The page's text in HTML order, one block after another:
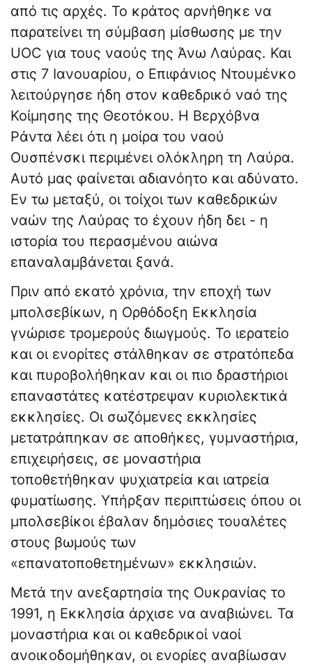
από τις αρχές. Το κράτος αρνήθηκε να
παρατείνει τη σύμβαση μίσθωσης με την
UOC για τους ναούς της Άνω Λαύρας. Και
στις 7 Ιανουαρίου, ο Επιφάνιος Ντουμένκο
λειτούργησε ήδη στον καθεδρικό ναό της
Κοίμησης της Θεοτόκου. Η Βερχόβνα
Ράντα λέει ότι η μοίρα του ναού
Ουσπένσκι περιμένει ολόκληρη τη Λαύρα.
Αυτό μας φαίνεται αδιανόητο και αδύνατο.
Εν τω μεταξύ, οι τοίχοι των καθεδρικών
ναών της Λαύρας το έχουν ήδη δει - η
ιστορία του περασμένου αιώνα
επαναλαμβάνεται ξανά.
Πριν από εκατό χρόνια, την εποχή των
μπολσεβίκων, η Ορθόδοξη Εκκλησία
γνώρισε τρομερούς διωγμούς. Το ιερατείο
και οι ενορίτες στάλθηκαν σε στρατόπεδα
και πυροβολήθηκαν και οι πιο δραστήριοι
επαναστάτες κατέστρεψαν κυριολεκτικά
εκκλησίες. Οι σωζόμενες εκκλησίες
μετατράπηκαν σε αποθήκες, γυμναστήρια,
επιχειρήσεις, σε μοναστήρια
τοποθετήθηκαν ψυχιατρεία και ιατρεία
φυματίωσης. Υπήρξαν περιπτώσεις όπου οι
μπολσεβίκοι έβαλαν δημόσιες τουαλέτες
στους βωμούς των
«επανατοποθετημένων» εκκλησιών.
Μετά την ανεξαρτησία της Ουκρανίας το
1991, η Εκκλησία άρχισε να αναβιώνει. Τα
μοναστήρια και οι καθεδρικοί ναοί
ανοικοδομήθηκαν, οι ενορίες αναβίωσαν